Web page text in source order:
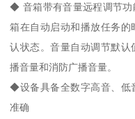
◆ 音箱带有音量远程调节功
箱在自动启动和播放任务
认状态。音量自动调节默
播音量和消防广播音量。
◆设备具备全数字高音、低
准确